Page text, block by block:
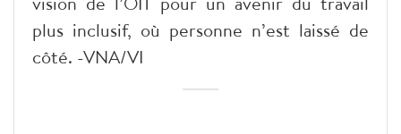
plus inclusif, où personne n’est laissé de
côté. -VNA/VI